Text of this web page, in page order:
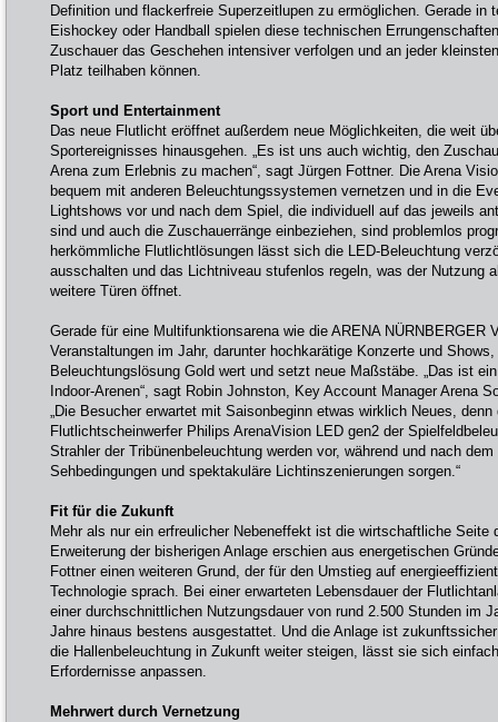
Definition und flackerfreie Superzeitlupen zu ermöglichen. Gerade in
Eishockey oder Handball spielen diese technischen
Zuschauer das Geschehen intensiver verfolgen und an jeder
Platz teilhaben können.
Sport und Entertainment
Das neue Flutlicht eröffnet außerdem neue Möglichkeiten, die weit
Sportereignisses hinausgehen. „Es ist uns auch wichtig, den
Arena zum Erlebnis zu machen“, sagt Jürgen Fottner. Die Arena
bequem mit anderen Beleuchtungssystemen vernetzen und in die
Lightshows vor und nach dem Spiel, die individuell auf das jeweils
sind und auch die Zuschauerränge einbeziehen, sind problemlos
herkömmliche Flutlichtlösungen lässt sich die LED-Beleuchtung
ausschalten und das Lichtniveau stufenlos regeln, was der Nutzung
weitere Türen öffnet.
Gerade für eine Multifunktionsarena wie die ARENA NÜRNBERGER
Veranstaltungen im Jahr, darunter hochkarätige Konzerte und
Beleuchtungslösung Gold wert und setzt neue Maßstäbe. „Das ist
Indoor-Arenen“, sagt Robin Johnston, Key Account Manager Arena
„Die Besucher erwartet mit Saisonbeginn etwas wirklich Neues,
Flutlichtscheinwerfer Philips ArenaVision LED gen2 der
Strahler der Tribünenbeleuchtung werden vor, während und nach
Sehbedingungen und spektakuläre Lichtinszenierungen sorgen.“
Fit für die Zukunft
Mehr als nur ein erfreulicher Nebeneffekt ist die wirtschaftliche Seite
Erweiterung der bisherigen Anlage erschien aus energetischen
Fottner einen weiteren Grund, der für den Umstieg auf
Technologie sprach. Bei einer erwarteten Lebensdauer der
einer durchschnittlichen Nutzungsdauer von rund 2.500 Stunden im
Jahre hinaus bestens ausgestattet. Und die Anlage ist
die Hallenbeleuchtung in Zukunft weiter steigen, lässt sie sich
Erfordernisse anpassen.
Mehrwert durch Vernetzung